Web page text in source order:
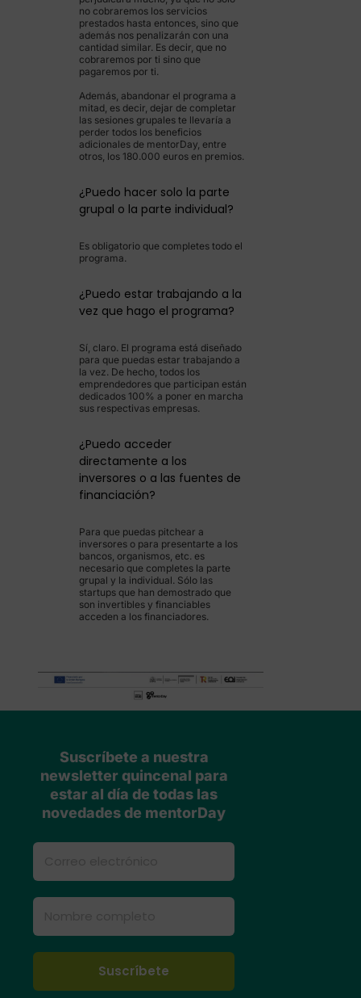
no cobraremos los servicios
prestados hasta entonces, sino que
además nos penalizarán con una
cantidad similar. Es decir, que no
cobraremos por ti sino que
pagaremos por ti.
Además, abandonar el programa a
mitad, es decir, dejar de completar
las sesiones grupales te llevaría a
perder todos los beneficios
adicionales de mentorDay, entre
otros, los 180.000 euros en premios.
¿Puedo hacer solo la parte
grupal o la parte individual?
Es obligatorio que completes todo el
programa.
¿Puedo estar trabajando a la
vez que hago el programa?
Sí, claro. El programa está diseñado
para que puedas estar trabajando a
la vez. De hecho, todos los
emprendedores que participan están
dedicados 100% a poner en marcha
sus respectivas empresas.
¿Puedo acceder
directamente a los
inversores o a las fuentes de
financiación?
Para que puedas pitchear a
inversores o para presentarte a los
bancos, organismos, etc. es
necesario que completes la parte
grupal y la individual. Sólo las
startups que han demostrado que
son invertibles y financiables
acceden a los financiadores.
Suscríbete a nuestra
newsletter quincenal para
estar al día de todas las
novedades de mentorDay